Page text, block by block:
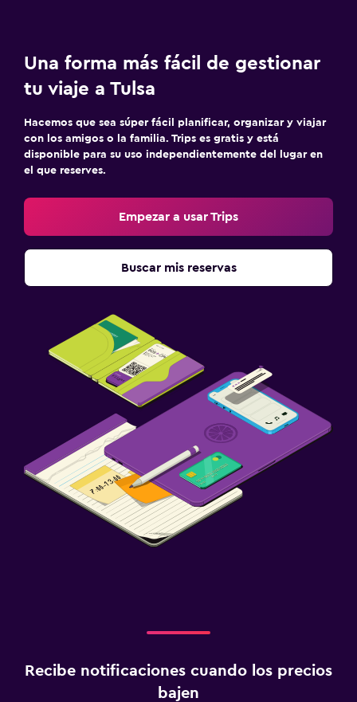
Una forma más fácil de gestionar
tu viaje a Tulsa
Hacemos que sea súper fácil planificar, organizar y viajar
con los amigos o la familia. Trips es gratis y está
disponible para su uso independientemente del lugar en
el que reserves.
Empezar a usar Trips
Buscar mis reservas
Recibe notificaciones cuando los precios
bajen